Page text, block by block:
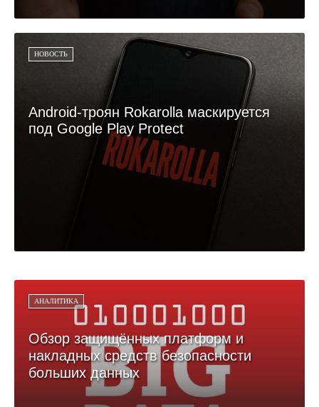
НОВОСТЬ
Android-троян Rokarolla маскируется
под Google Play Protect
АНАЛИТИКА
Обзор защищённых платформ и
накладных средств безопасности
больших данных